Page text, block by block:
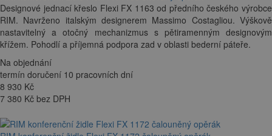
Designové jednací křeslo Flexi FX 1163 od předního českého výrobce
RIM. Navrženo italským designerem Massimo Costagliou. Výškově
nastavitelný a otočný mechanizmus s pětiramenným designovým
křížem. Pohodlí a příjemná podpora zad v oblasti bederní páteře.
Na objednání
termín doručení 10 pracovních dní
8 930 Kč
7 380 Kč bez DPH